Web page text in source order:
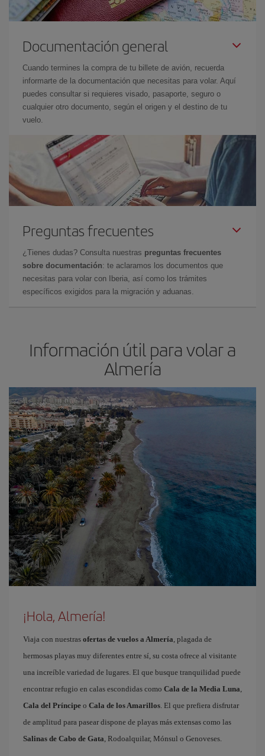
Documentación general
Cuando termines la compra de tu billete de avión, recuerda
informarte de la documentación que necesitas para volar. Aquí
puedes consultar si requieres visado, pasaporte, seguro o
cualquier otro documento, según el origen y el destino de tu
vuelo.
Preguntas frecuentes
¿Tienes dudas? Consulta nuestras preguntas frecuentes
sobre documentación: te aclaramos los documentos que
necesitas para volar con Iberia, así como los trámites
específicos exigidos para la migración y aduanas.
Información útil para volar a
Almería
¡Hola, Almería!
Viaja con nuestras ofertas de vuelos a Almería, plagada de
hermosas playas muy diferentes entre sí, su costa ofrece al visitante
una increíble variedad de lugares. El que busque tranquilidad puede
encontrar refugio en calas escondidas como Cala de la Media Luna,
Cala del Príncipe o Cala de los Amarillos. El que prefiera disfrutar
de amplitud para pasear dispone de playas más extensas como las
Salinas de Cabo de Gata, Rodoalquilar, Mónsul o Genoveses.